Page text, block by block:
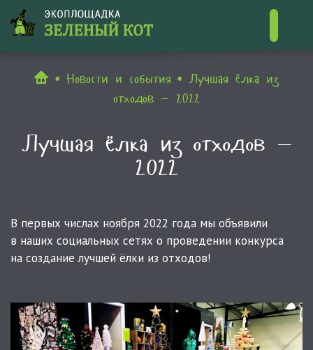
Контакты
Новости и события
Лучшая ёлка из
отходов — 2022
Лучшая ёлка из отходов —
2022
В первых числах ноября 2022 года мы объявили
в наших социальных сетях о проведении конкурса
на создание лучшей ёлки из отходов!